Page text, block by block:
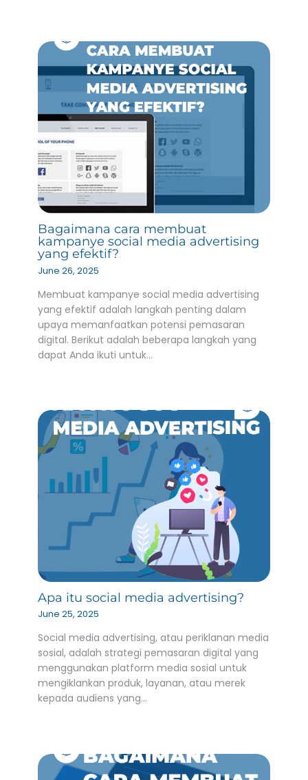
Bagaimana cara membuat
kampanye social media advertising
yang efektif?
June 26, 2025
Membuat kampanye social media advertising
yang efektif adalah langkah penting dalam
upaya memanfaatkan potensi pemasaran
digital. Berikut adalah beberapa langkah yang
dapat Anda ikuti untuk…
Apa itu social media advertising?
June 25, 2025
Social media advertising, atau periklanan media
sosial, adalah strategi pemasaran digital yang
menggunakan platform media sosial untuk
mengiklankan produk, layanan, atau merek
kepada audiens yang…